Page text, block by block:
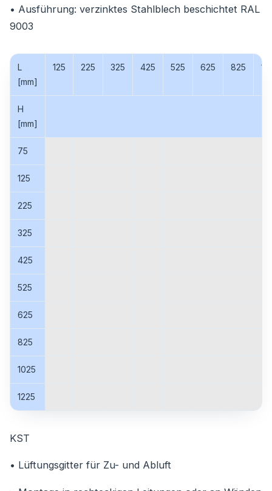
• Ausführung: verzinktes Stahlblech beschichtet RAL
9003
L
[mm]
125 225 325 425 525 625 825
H
[mm]
75
125
225
325
425
525
625
825
1025
1225
KST
• Lüftungsgitter für Zu- und Abluft